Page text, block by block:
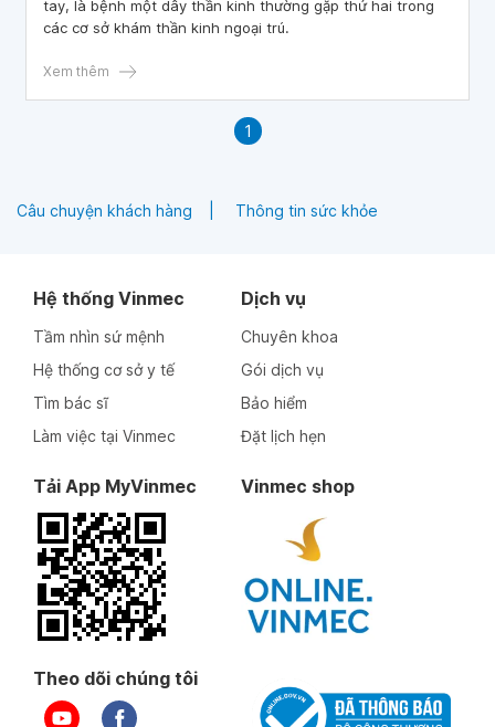
tay, là bệnh một dây thần kinh thường gặp thứ hai trong
các cơ sở khám thần kinh ngoại trú.
Xem thêm
1
Câu chuyện khách hàng Thông tin sức khỏe
Hệ thống Vinmec
Tầm nhìn sứ mệnh
Hệ thống cơ sở y tế
Tìm bác sĩ
Làm việc tại Vinmec
Dịch vụ
Chuyên khoa
Gói dịch vụ
Bảo hiểm
Đặt lịch hẹn
Tải App MyVinmec Vinmec shop
Theo dõi chúng tôi